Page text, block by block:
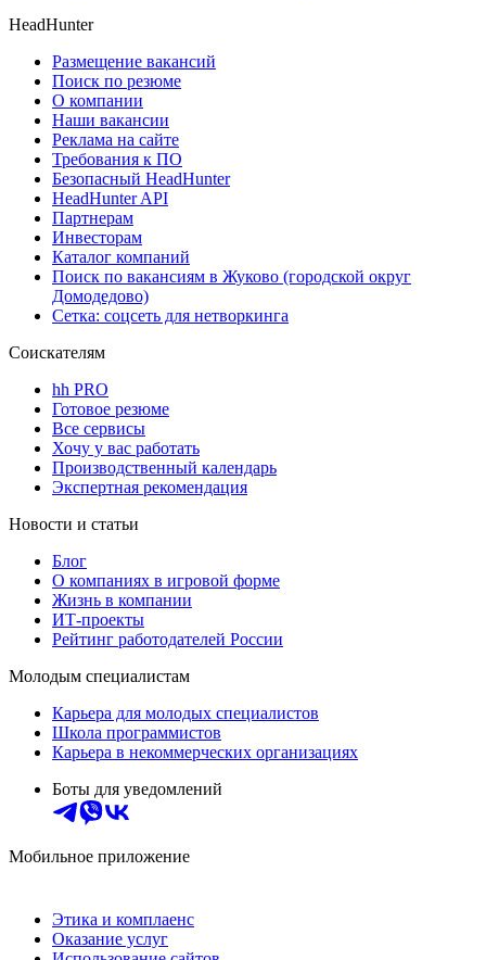
HeadHunter
Размещение вакансий
Поиск по резюме
О компании
Наши вакансии
Реклама на сайте
Требования к ПО
Безопасный HeadHunter
HeadHunter API
Партнерам
Инвесторам
Каталог компаний
Поиск по вакансиям в Жуково (городской округ
Домодедово)
Сетка: соцсеть для нетворкинга
Соискателям
hh PRO
Готовое резюме
Все сервисы
Хочу у вас работать
Производственный календарь
Экспертная рекомендация
Новости и статьи
Блог
О компаниях в игровой форме
Жизнь в компании
ИТ-проекты
Рейтинг работодателей России
Молодым специалистам
Карьера для молодых специалистов
Школа программистов
Карьера в некоммерческих организациях
Боты для уведомлений
Мобильное приложение
Этика и комплаенс
Оказание услуг